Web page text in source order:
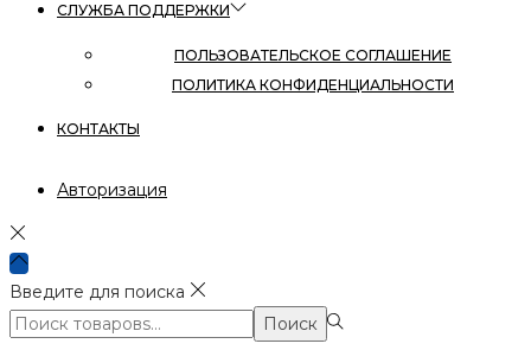
СЛУЖБА ПОДДЕРЖКИ
ПОЛЬЗОВАТЕЛЬСКОЕ СОГЛАШЕНИЕ
ПОЛИТИКА КОНФИДЕНЦИАЛЬНОСТИ
КОНТАКТЫ
Авторизация
Введите для поиска
Поиск:>
Поиск